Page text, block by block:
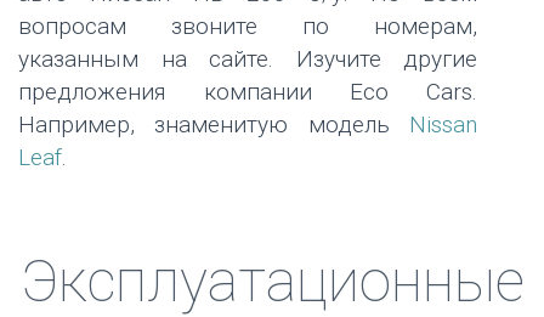
вопросам звоните по номерам,
указанным на сайте. Изучите другие
предложения компании Eco Cars.
Например, знаменитую модель Nissan
Leaf.
Эксплуатационные